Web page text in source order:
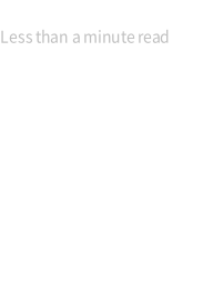
Less than a minute read